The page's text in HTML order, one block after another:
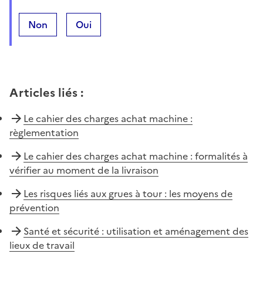
Non Oui
Articles liés :
Le cahier des charges achat machine :
règlementation
Le cahier des charges achat machine : formalités à
vérifier au moment de la livraison
Les risques liés aux grues à tour : les moyens de
prévention
Santé et sécurité : utilisation et aménagement des
lieux de travail